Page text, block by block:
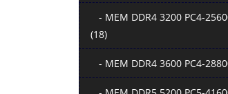
- MEM DDR4 3200 PC4-
(18)
- MEM DDR4 3600 PC4-